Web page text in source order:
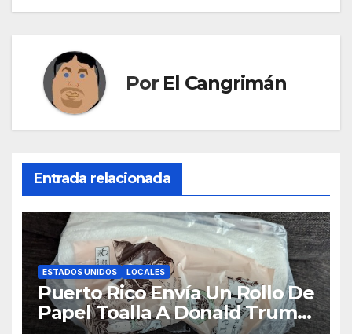
Por El Cangrimán
Entrada relacionada
ESTADOS UNIDOS LOCALES
Puerto Rico Envía Un Rollo De
Papel Toalla A Donald Trump